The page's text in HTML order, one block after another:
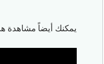
يمكنك أيضاً مشاهدة